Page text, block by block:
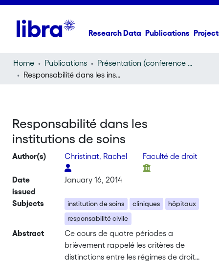
Research Data Publications
Home Publications
Présentation (conference presentation)
Responsabilité dans les institutions de soins
Responsabilité dans les
institutions de soins
Author(s) Christinat, Rachel Faculté de droit
Date
issued
January 16, 2014
Subjects institution de soins cliniques
hôpitaux
responsabilité civile
Abstract
Ce cours de quatre périodes a
brièvement rappelé les critères de
distinctions entre les régimes de droit